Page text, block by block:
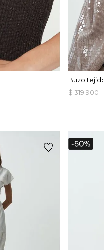
Buzo
$319.900